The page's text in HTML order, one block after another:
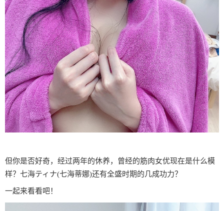
但你是否好奇，经过两年的休养，曾经的筋肉女优现在是什么模
样？七海ティナ(七海蒂娜)还有全盛时期的几成功力？
一起来看看吧！